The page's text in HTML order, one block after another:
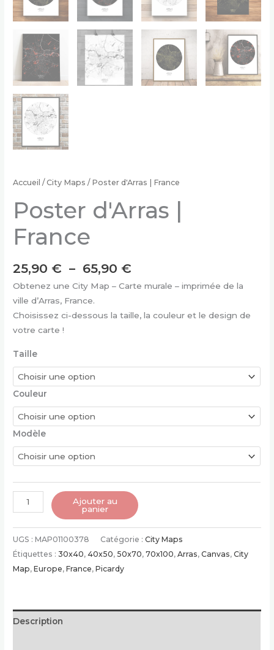
Accueil /City Maps / Poster d'Arras | France
Poster d'Arras |
France
25,90 € – 65,90 €
de
25,90 €
Obtenez une City Map – Carte murale – imprimée de la
ville d’Arras, France.
Choisissez ci-dessous la taille, la couleur et le design de
votre carte !
Taille
Couleur
Modèle
quantité
de
Poster
d'Arras
|
France
Ajouter au
panier
UGS :MAP01100378 Catégorie :City Maps
Étiquettes :30x40,40x50,50x70,70x100,Arras,Canvas,City
Map,Europe,France,Picardy
Description